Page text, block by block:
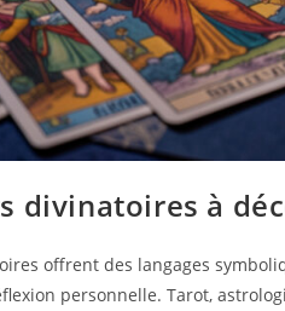
divinatoires à
offrent des langages
personnelle. Tarot,